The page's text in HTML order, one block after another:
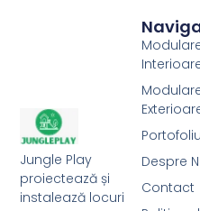
Jungle Play
proiectează și
instalează locuri
Portofoliu
Despre
Contact